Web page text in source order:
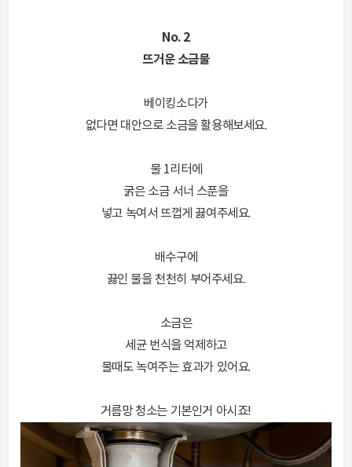
No. 2
뜨거운 소금물
베이킹소다가
없다면 대안으로 소금을 활용해보세요.
물 1리터에
굵은 소금 서너 스푼을
넣고 녹여서 뜨껍게 끓여주세요.
배수구에
끓인 물을 천천히 부어주세요.
소금은
세균 번식을 억제하고
물때도 녹여주는 효과가 있어요.
거름망 청소는 기본인거 아시죠!